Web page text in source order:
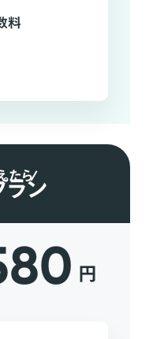
料
たら
ラン
円